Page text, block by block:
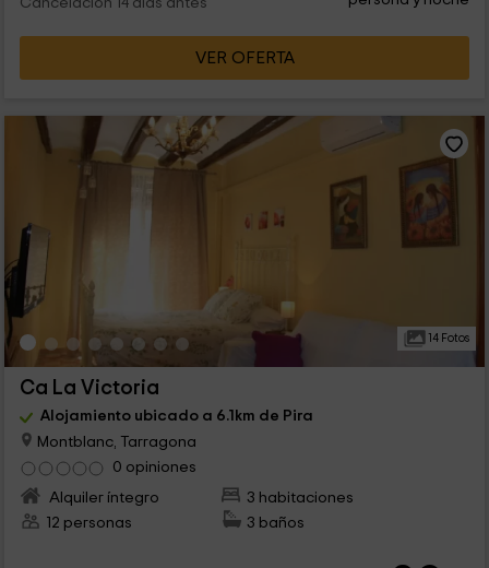
Cancelación 14 días antes
VER OFERTA
14 Fotos
Ca La Victoria
Alojamiento ubicado a 6.1km de Pira
Montblanc, Tarragona
0 opiniones
Alquiler íntegro
3 habitaciones
12 personas
3 baños